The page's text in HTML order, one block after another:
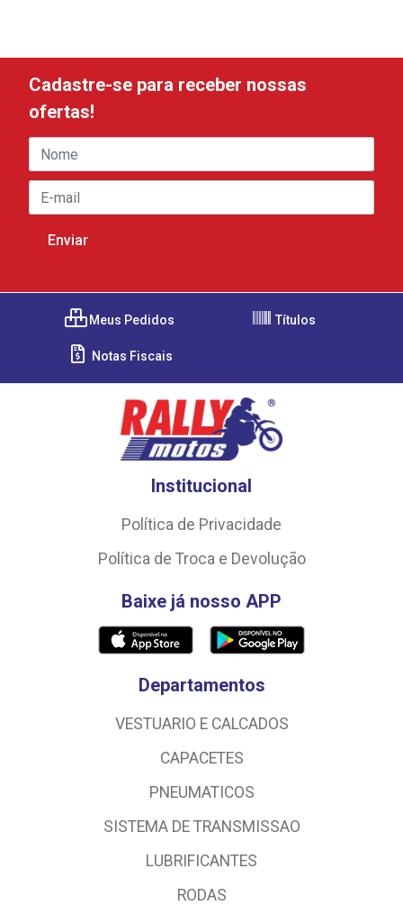
Cadastre-se para receber nossas
ofertas!
Meus Pedidos Títulos
Notas Fiscais
Institucional
Política de Privacidade
Política de Troca e Devolução
Baixe já nosso APP
Departamentos
VESTUARIO E CALCADOS
CAPACETES
PNEUMATICOS
SISTEMA DE TRANSMISSAO
LUBRIFICANTES
RODAS